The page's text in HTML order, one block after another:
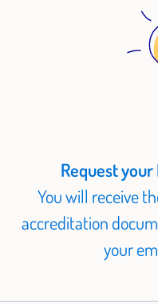
Request
You will receive
accreditation
your